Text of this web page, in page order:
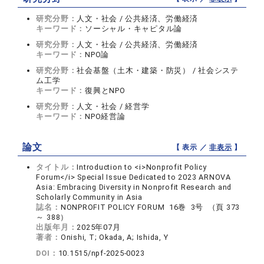
研究分野： 人文・社会 / 公共経済、労働経済
キーワード： ソーシャル・キャピタル論
研究分野： 人文・社会 / 公共経済、労働経済
キーワード：NPO論
研究分野：社会基盤（土木・建築・防災） / 社会システ
ム工学
キーワード：復興とNPO
研究分野： 人文・社会 / 経営学
キーワード：NPO経営論
論文 【 表示 ／非表示 】
タイトル：Introduction to <i>Nonprofit Policy
Forum</i> Special Issue Dedicated to 2023 ARNOVA
Asia: Embracing Diversity in Nonprofit Research and
Scholarly Community in Asia
誌名： NONPROFIT POLICY FORUM 16巻 3号 （頁 373
～ 388）
出版年月：2025年07月
著者： Onishi, T; Okada, A; Ishida, Y
DOI： 10.1515/npf-2025-0023